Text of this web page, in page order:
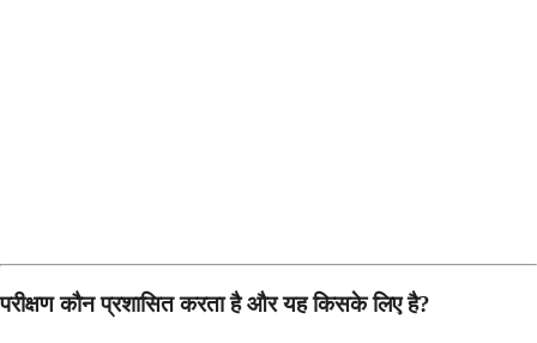
परीक्षण कौन प्रशासित करता है और यह किसके लिए है?